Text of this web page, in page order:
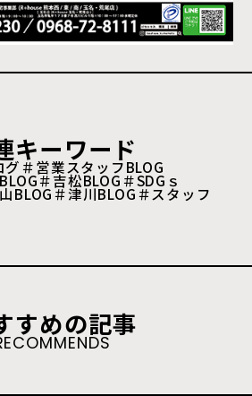
キーワード
グ＃営業スタッフBLOG
＃吉松BLOG＃SDGｓ
BLOG＃津川BLOG＃スタッフ
すめの記事